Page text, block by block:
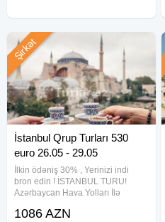
İstanbul Qrup Turları 530
euro 26.05 - 29.05
İlkin ödəniş 30% , Yerinizi indi
bron edin ! İSTANBUL TURU!
Azərbaycan Hava Yolları İlə
29.05.2026 3 gecə 4 gün Reydel
Şirkət
1086 AZN